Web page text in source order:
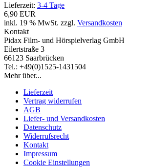
Lieferzeit: 3-4 Tage
6,90 EUR
inkl. 19 % MwSt. zzgl. Versandkosten
Kontakt
Pidax Film- und Hörspielverlag GmbH
Eilertstraße 3
66123 Saarbrücken
Tel.: +49(0)1525-1431504
Mehr über...
Lieferzeit
Vertrag widerrufen
AGB
Liefer- und Versandkosten
Datenschutz
Widerrufsrecht
Kontakt
Impressum
Cookie Einstellungen